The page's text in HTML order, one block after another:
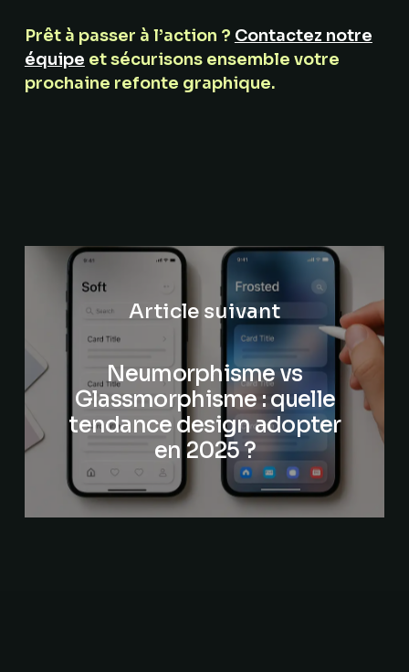
Prêt à passer à l’action ? Contactez notre
équipe et sécurisons ensemble votre
prochaine refonte graphique.
Article suivant
Neumorphisme vs
Glassmorphisme : quelle
tendance design adopter
en 2025 ?